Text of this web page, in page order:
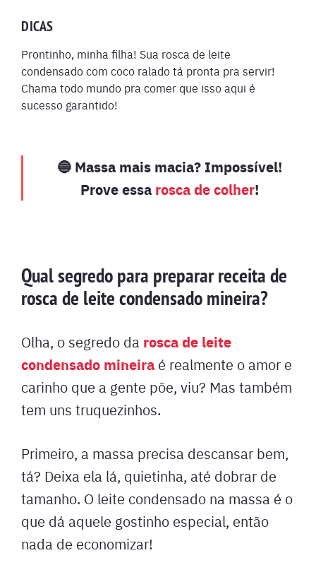
DICAS
Prontinho, minha filha! Sua rosca de leite
condensado com coco ralado tá pronta pra servir!
Chama todo mundo pra comer que isso aqui é
sucesso garantido!
🔵 Massa mais macia? Impossível!
Prove essa rosca de colher!
Qual segredo para preparar receita de
rosca de leite condensado mineira?
Olha, o segredo da rosca de leite
condensado mineira é realmente o amor e
carinho que a gente põe, viu? Mas também
tem uns truquezinhos.
Primeiro, a massa precisa descansar bem,
tá? Deixa ela lá, quietinha, até dobrar de
tamanho. O leite condensado na massa é o
que dá aquele gostinho especial, então
nada de economizar!